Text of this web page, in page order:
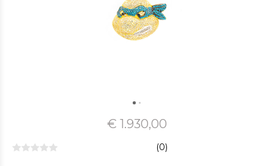
€ 1.930,00
(0)